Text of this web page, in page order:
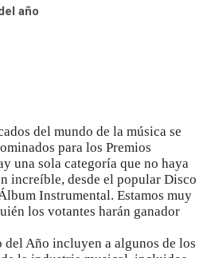
año
del mundo de la música se
para los Premios
una sola categoría que no haya
increíble, desde el popular Disco
Instrumental. Estamos muy
los votantes harán ganador
Año incluyen a algunos de los